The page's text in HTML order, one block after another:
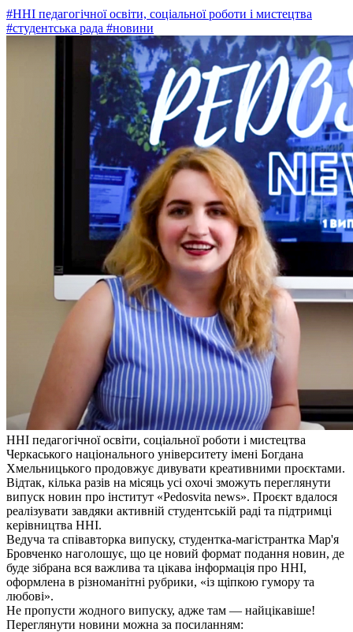
#ННІ педагогічної освіти, соціальної роботи і мистецтва
#студентська рада #новини
ННІ педагогічної освіти, соціальної роботи і мистецтва
Черкаського національного університету імені Богдана
Хмельницького продовжує дивувати креативними проєктами.
Відтак, кілька разів на місяць усі охочі зможуть переглянути
випуск новин про інститут «Pedosvita news». Проєкт вдалося
реалізувати завдяки активній студентській раді та підтримці
керівництва ННІ.
Ведуча та співавторка випуску, студентка-магістрантка Мар'я
Бровченко наголошує, що це новий формат подання новин, де
буде зібрана вся важлива та цікава інформація про ННІ,
оформлена в різноманітні рубрики, «із щіпкою гумору та
любові».
Не пропусти жодного випуску, адже там — найцікавіше!
Переглянути новини можна за посиланням: